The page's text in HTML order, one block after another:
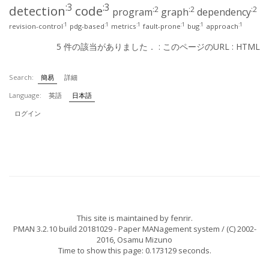
detection:3 code:3 program:2 graph:2 dependency:2
revision-control:1 pdg-based:1 metrics:1 fault-prone:1 bug:1 approach:1
5 件の該当がありました． : このページのURL : HTML
Search: 簡易
詳細
Language:
英語
日本語
ログイン
This site is maintained byfenrir.
PMAN 3.2.10 build 20181029- Paper MANagement system / (C) 2002-
2016, Osamu Mizuno
Time to show this page: 0.173129 seconds.